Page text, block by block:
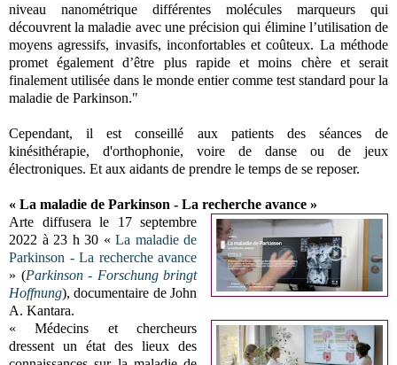
niveau nanométrique différentes molécules marqueurs qui
découvrent la maladie avec une précision qui élimine l’utilisation de
moyens agressifs, invasifs, inconfortables et coûteux. La méthode
promet également d’être plus rapide et moins chère et serait
finalement utilisée dans le monde entier comme test standard pour la
maladie de Parkinson."
Cependant, il est conseillé aux patients des séances de
kinésithérapie, d'orthophonie, voire de danse ou de jeux
électroniques. Et aux aidants de prendre le temps de se reposer.
« La maladie de Parkinson - La recherche avance »
Arte diffusera le 17 septembre
2022 à 23 h 30 «La maladie de
Parkinson - La recherche avance
» (Parkinson - Forschung bringt
Hoffnung), documentaire de John
A. Kantara.
« Médecins et chercheurs
dressent un état des lieux des